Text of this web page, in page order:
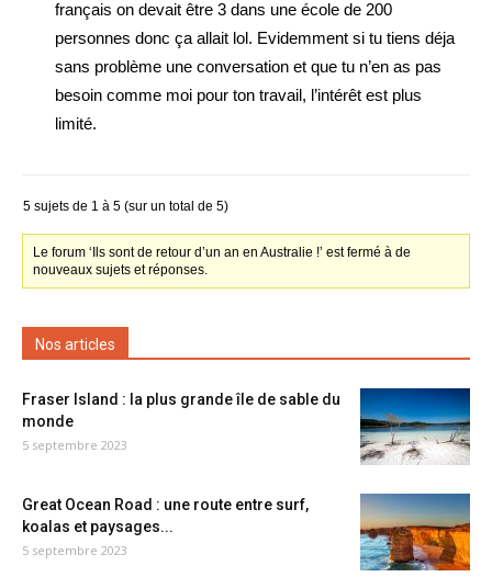
français on devait être 3 dans une école de 200
personnes donc ça allait lol. Evidemment si tu tiens déja
sans problème une conversation et que tu n’en as pas
besoin comme moi pour ton travail, l’intérêt est plus
limité.
5 sujets de 1 à 5 (sur un total de 5)
Le forum ‘Ils sont de retour d’un an en Australie !’ est fermé à de
nouveaux sujets et réponses.
Nos articles
Fraser Island : la plus grande île de sable du
monde
5 septembre 2023
Great Ocean Road : une route entre surf,
koalas et paysages...
5 septembre 2023